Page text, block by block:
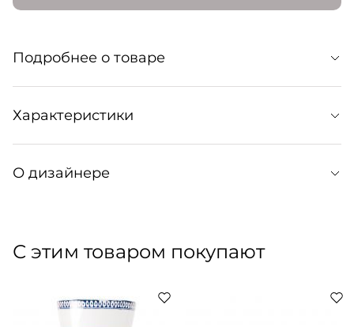
Подробнее о товаре
керамика
Характеристики
Артикул: 324043002
Артикул производителя: 00-00000156
О дизайнере
С этим товаром покупают